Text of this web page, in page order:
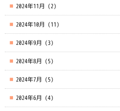
2024年11月 (2)
2024年10月 (11)
2024年9月 (3)
2024年8月 (5)
2024年7月 (5)
2024年6月 (4)